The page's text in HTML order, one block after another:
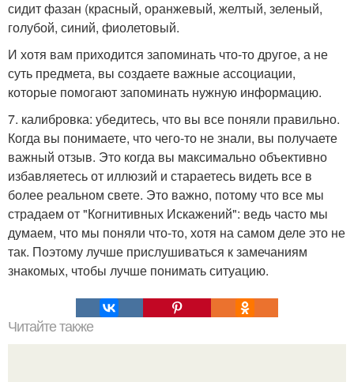
сидит фазан (красный, оранжевый, желтый, зеленый,
голубой, синий, фиолетовый.
И хотя вам приходится запоминать что-то другое, а не
суть предмета, вы создаете важные ассоциации,
которые помогают запоминать нужную информацию.
7. калибровка: убедитесь, что вы все поняли правильно.
Когда вы понимаете, что чего-то не знали, вы получаете
важный отзыв. Это когда вы максимально объективно
избавляетесь от иллюзий и стараетесь видеть все в
более реальном свете. Это важно, потому что все мы
страдаем от "Когнитивных Искажений": ведь часто мы
думаем, что мы поняли что-то, хотя на самом деле это не
так. Поэтому лучше прислушиваться к замечаниям
знакомых, чтобы лучше понимать ситуацию.
Читайте также